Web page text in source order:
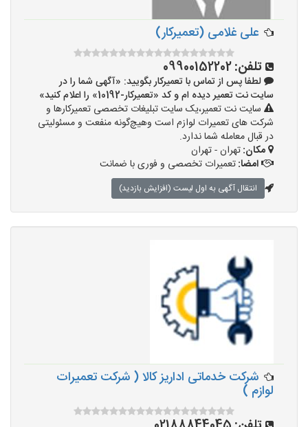
علی غلامی (تعمیرکار)
تلفن:09900152202
لطفا پس از تماس با تعمیرکار بگویید: «آگهی شما را در
سایت نت تعمیر دیده ام و کد «تعمیرکار-10192» را اعلام کنید»
سایت نت تعمیر،یک سایت تبلیغات تخصصی تعمیرکارها و
شرکت های تعمیرات لوازم است وهیچ‌گونه منفعت و مسئولیتی
در قبال معامله شما ندارد.
مکان:تهران - تهران
امضا:تعمیرات تخصصی و فوری با ضمانت
انتقال آگهی به اول لیست (افزایش بازدید)
شرکت خدماتی اداریز کالا ( شرکت تعمیرات
لوازم )